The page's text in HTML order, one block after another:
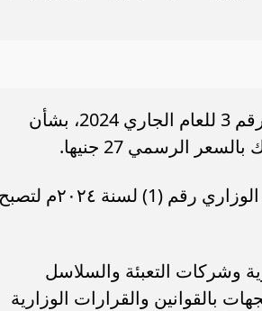
وأصدر الدكتور على المصيلحى، وزير التموين، توجيها وزاريا رقم 3 للعام الجاري 2024، بشأن
الرسمي 27 جنيها.
ونصت المـادة الأولى أنه يتم تعديل المادة الأولى من التوجيه الوزاري رقم (1) لسنة
وشركات التعبئة والسلاسل
بالقوانين والقرارات الوزارية